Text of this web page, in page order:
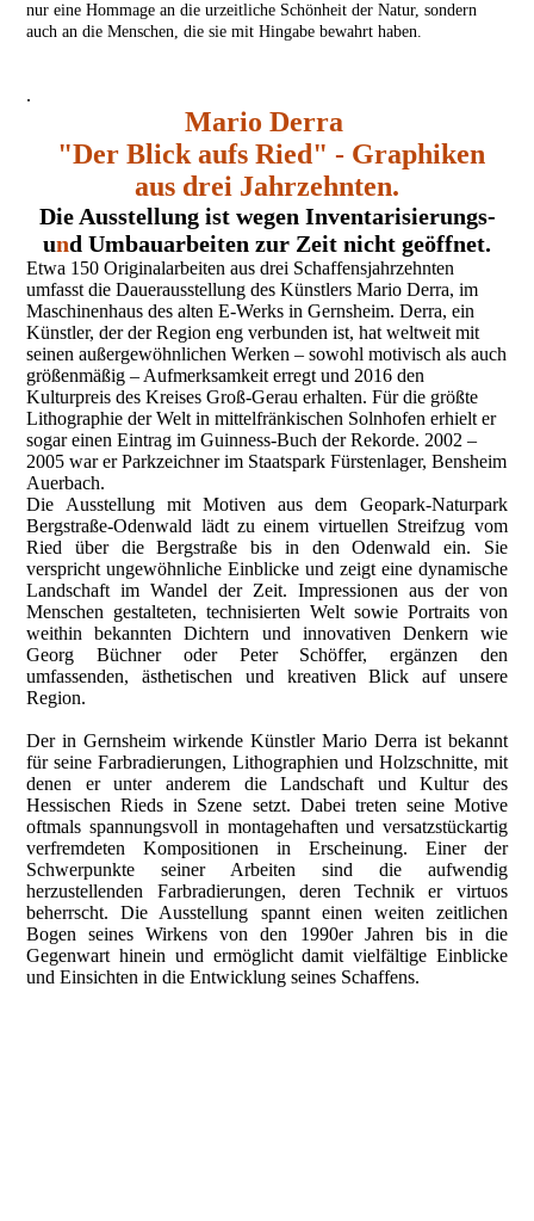
nur eine Hommage an die urzeitliche Schönheit der Natur, sondern
auch an die Menschen, die sie mit Hingabe bewahrt haben.
.
Mario Derra
"Der Blick aufs Ried" - Graphiken
aus drei Jahrzehnten.
Die Ausstellung ist wegen Inventarisierungs-
und Umbauarbeiten zur Zeit nicht geöffnet.
Etwa 150 Originalarbeiten aus drei Schaffensjahrzehnten
umfasst die Dauerausstellung des Künstlers Mario Derra, im
Maschinenhaus des alten E-Werks in Gernsheim. Derra, ein
Künstler, der der Region eng verbunden ist, hat weltweit mit
seinen außergewöhnlichen Werken – sowohl motivisch als auch
größenmäßig – Aufmerksamkeit erregt und 2016 den
Kulturpreis des Kreises Groß-Gerau erhalten. Für die größte
Lithographie der Welt in mittelfränkischen Solnhofen erhielt er
sogar einen Eintrag im Guinness-Buch der Rekorde. 2002 –
2005 war er Parkzeichner im Staatspark Fürstenlager, Bensheim
Auerbach.
Die Ausstellung mit Motiven aus dem Geopark-Naturpark
Bergstraße-Odenwald lädt zu einem virtuellen Streifzug vom
Ried über die Bergstraße bis in den Odenwald ein. Sie
verspricht ungewöhnliche Einblicke und zeigt eine dynamische
Landschaft im Wandel der Zeit. Impressionen aus der von
Menschen gestalteten, technisierten Welt sowie Portraits von
weithin bekannten Dichtern und innovativen Denkern wie
Georg Büchner oder Peter Schöffer, ergänzen den
umfassenden, ästhetischen und kreativen Blick auf unsere
Region.
Der in Gernsheim wirkende Künstler Mario Derra ist bekannt
für seine Farbradierungen, Lithographien und Holzschnitte, mit
denen er unter anderem die Landschaft und Kultur des
Hessischen Rieds in Szene setzt. Dabei treten seine Motive
oftmals spannungsvoll in montagehaften und versatzstückartig
verfremdeten Kompositionen in Erscheinung. Einer der
Schwerpunkte seiner Arbeiten sind die aufwendig
herzustellenden Farbradierungen, deren Technik er virtuos
beherrscht. Die Ausstellung spannt einen weiten zeitlichen
Bogen seines Wirkens von den 1990er Jahren bis in die
Gegenwart hinein und ermöglicht damit vielfältige Einblicke
und Einsichten in die Entwicklung seines Schaffens.